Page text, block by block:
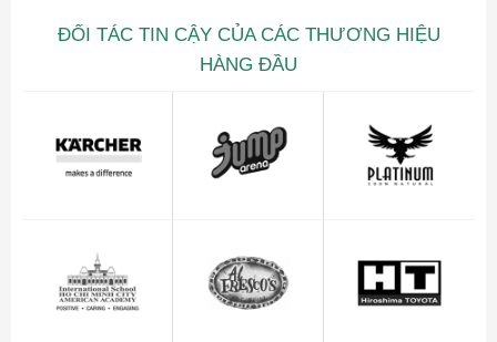
ĐỐI TÁC TIN CẬY CỦA CÁC THƯƠNG HIỆU
HÀNG ĐẦU